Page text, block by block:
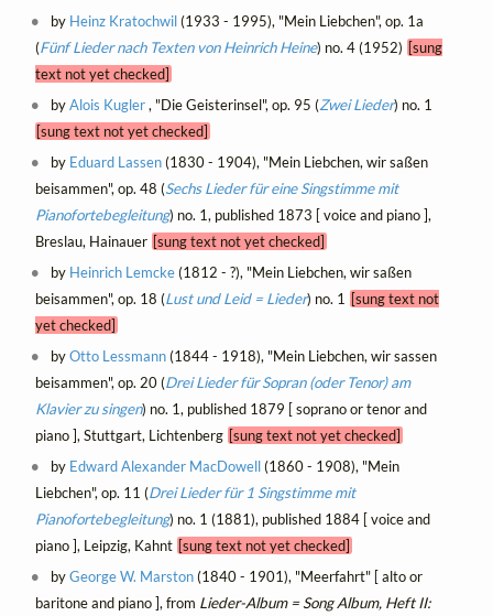
by Heinz Kratochwil(1933 - 1995), "Mein Liebchen", op. 1a
(Fünf Lieder nach Texten von Heinrich Heine) no. 4 (1952) [sung
text not yet checked]
byAlois Kugler, "Die Geisterinsel", op. 95 (Zwei Lieder) no. 1
[sung text not yet checked]
by Eduard Lassen(1830 - 1904), "Mein Liebchen, wir saßen
beisammen", op. 48 (Sechs Lieder für eine Singstimme mit
Pianofortebegleitung) no. 1, published 1873 [ voice and piano ],
Breslau, Hainauer [sung text not yet checked]
by Heinrich Lemcke(1812 - ?), "Mein Liebchen, wir saßen
beisammen", op. 18 (Lust und Leid = Lieder) no. 1
[sung text not
yet checked]
byOtto Lessmann(1844 - 1918), "Mein Liebchen, wir sassen
beisammen", op. 20 (Drei Lieder für Sopran (oder Tenor) am
Klavier zu singen) no. 1, published 1879 [ soprano or tenor and
piano ], Stuttgart, Lichtenberg [sung text not yet checked]
by Edward Alexander MacDowell(1860 - 1908), "Mein
Liebchen", op. 11 (Drei Lieder für 1 Singstimme mit
Pianofortebegleitung) no. 1 (1881), published 1884 [ voice and
piano ], Leipzig, Kahnt [sung text not yet checked]
byGeorge W. Marston(1840 - 1901), "Meerfahrt" [ alto or
baritone and piano ], from Lieder-Album = Song Album, Heft II: